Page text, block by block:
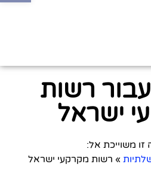
רשות
ישראל
זו משוייכת אל:
» רשות מקרקעי ישראל